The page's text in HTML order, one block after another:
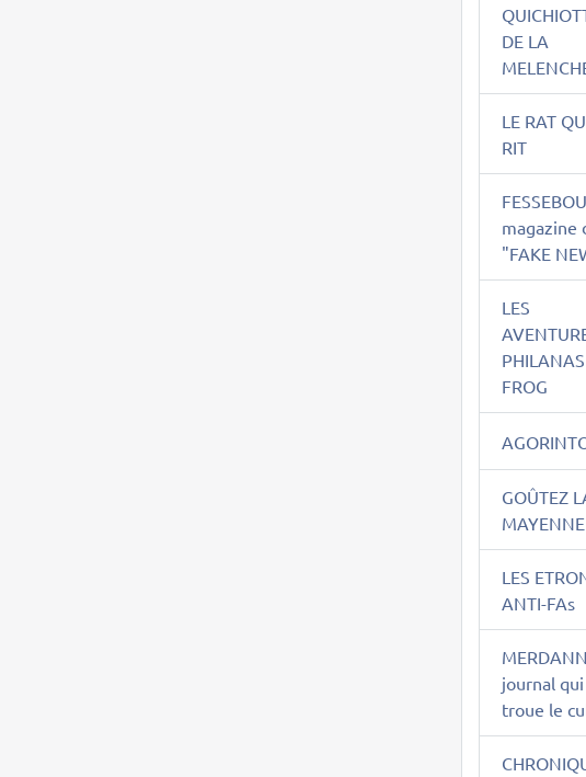
DE LA
LE RAT
RIT
magazine
"FAKE
LES
PHILANAS
FROG
GOÛTEZ
MAYENNE
LES
ANTI-FAs
journal
troue le